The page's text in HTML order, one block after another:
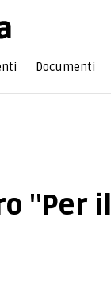
Documenti
"Per